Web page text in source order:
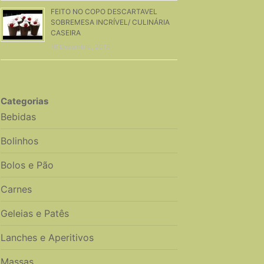
FEITO NO COPO DESCARTAVEL
SOBREMESA INCRÍVEL/ CULINÁRIA
CASEIRA
16 Dezembro, 2019
Categorias
Bebidas
Bolinhos
Bolos e Pão
Carnes
Geleias e Patês
Lanches e Aperitivos
Massas